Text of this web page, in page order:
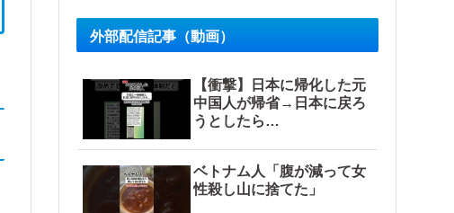
外部配信記事（動画）
【衝撃】日本に帰化した元
中国人が帰省→日本に戻ろ
うとしたら…
ベトナム人「腹が減って女
性殺し山に捨てた」